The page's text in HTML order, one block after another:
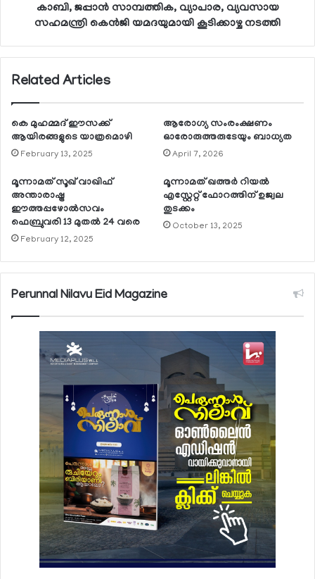
കാബി, ജപ്പാന്‍ സാമ്പത്തിക, വ്യാപാര, വ്യവസായ
സഹമന്ത്രി കെന്‍ജി യമദയുമായി കൂടിക്കാഴ്ച നടത്തി
Related Articles
കെ മുഹമ്മദ് ഈസക്ക്
ആയിരങ്ങളുടെ യാത്രമൊഴി
February 13, 2025
ആരോഗ്യ സംരംക്ഷണം
ഓരോരുത്തരുടേയും ബാധ്യത
April 7, 2026
മൂന്നാമത് സൂഖ് വാഖിഫ്
അന്താരാഷ്ട്ര
ഈത്തപ്പഴോല്‍സവം
ഫെബ്രുവരി 13 മുതല്‍ 24 വരെ
February 12, 2025
മൂന്നാമത് ഖത്തര്‍ റിയല്‍
എസ്റ്റേറ്റ് ഫോറത്തിന് ഉജ്വല
തുടക്കം
October 13, 2025
Perunnal Nilavu Eid Magazine